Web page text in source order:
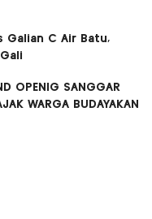
Galian C Air Batu,
OPENIG SANGGAR
WARGA BUDAYAKAN